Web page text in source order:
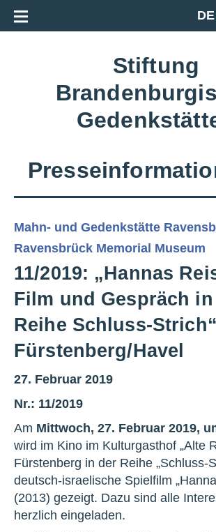
DE
Zur
Stiftung
Mahn- und Gedenkstätte
Ravensbrück Memorial Museum
11/2019: „Hannas
Film und Gespräch
Reihe Schluss-
Fürstenberg/Havel
27. Februar 2019
Nr.: 11/2019
Am Mittwoch, 27. Februar 2019,
wird im Kino im Kulturgasthof „Alte
Fürstenberg in der Reihe „Schluss-
deutsch-israelische Spielfilm
(2013) gezeigt. Dazu sind alle
herzlich eingeladen.